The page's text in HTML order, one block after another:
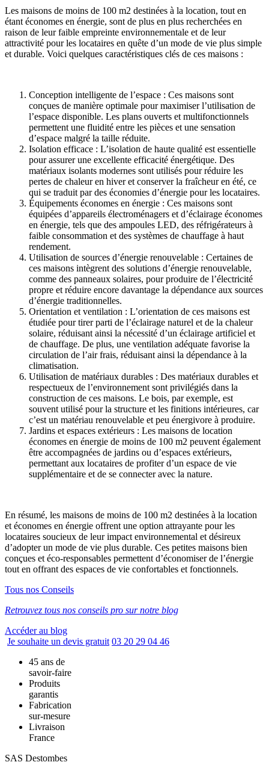
Les maisons de moins de 100 m2 destinées à la location, tout en
étant économes en énergie, sont de plus en plus recherchées en
raison de leur faible empreinte environnementale et de leur
attractivité pour les locataires en quête d’un mode de vie plus simple
et durable. Voici quelques caractéristiques clés de ces maisons :
Conception intelligente de l’espace : Ces maisons sont
conçues de manière optimale pour maximiser l’utilisation de
l’espace disponible. Les plans ouverts et multifonctionnels
permettent une fluidité entre les pièces et une sensation
d’espace malgré la taille réduite.
Isolation efficace : L’isolation de haute qualité est essentielle
pour assurer une excellente efficacité énergétique. Des
matériaux isolants modernes sont utilisés pour réduire les
pertes de chaleur en hiver et conserver la fraîcheur en été, ce
qui se traduit par des économies d’énergie pour les locataires.
Équipements économes en énergie : Ces maisons sont
équipées d’appareils électroménagers et d’éclairage économes
en énergie, tels que des ampoules LED, des réfrigérateurs à
faible consommation et des systèmes de chauffage à haut
rendement.
Utilisation de sources d’énergie renouvelable : Certaines de
ces maisons intègrent des solutions d’énergie renouvelable,
comme des panneaux solaires, pour produire de l’électricité
propre et réduire encore davantage la dépendance aux sources
d’énergie traditionnelles.
Orientation et ventilation : L’orientation de ces maisons est
étudiée pour tirer parti de l’éclairage naturel et de la chaleur
solaire, réduisant ainsi la nécessité d’un éclairage artificiel et
de chauffage. De plus, une ventilation adéquate favorise la
circulation de l’air frais, réduisant ainsi la dépendance à la
climatisation.
Utilisation de matériaux durables : Des matériaux durables et
respectueux de l’environnement sont privilégiés dans la
construction de ces maisons. Le bois, par exemple, est
souvent utilisé pour la structure et les finitions intérieures, car
c’est un matériau renouvelable et peu énergivore à produire.
Jardins et espaces extérieurs : Les maisons de location
économes en énergie de moins de 100 m2 peuvent également
être accompagnées de jardins ou d’espaces extérieurs,
permettant aux locataires de profiter d’un espace de vie
supplémentaire et de se connecter avec la nature.
En résumé, les maisons de moins de 100 m2 destinées à la location
et économes en énergie offrent une option attrayante pour les
locataires soucieux de leur impact environnemental et désireux
d’adopter un mode de vie plus durable. Ces petites maisons bien
conçues et éco-responsables permettent d’économiser de l’énergie
tout en offrant des espaces de vie confortables et fonctionnels.
Tous nos Conseils
Retrouvez tous nos conseils pro sur notre blog
Accéder au blog
Je souhaite un devis gratuit 03 20 29 04 46
45 ans de
savoir-faire
Produits
garantis
Fabrication
sur-mesure
Livraison
France
SAS Destombes